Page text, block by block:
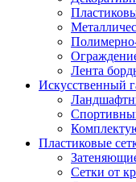
Лента
Искусственный
Пластиковые
Сетки от